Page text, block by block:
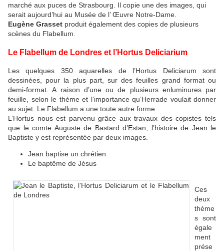
marché aux puces de Strasbourg. Il copie une des images, qui
serait aujourd’hui au Musée de l’ Œuvre Notre-Dame.
Eugène Grasset produit également des copies de plusieurs
scènes du Flabellum.
Le Flabellum de Londres et l’Hortus Deliciarium
Les quelques 350 aquarelles de l’Hortus Deliciarum sont
dessinées, pour la plus part, sur des feuilles grand format ou
demi-format. A raison d’une ou de plusieurs enluminures par
feuille, selon le thème et l’importance qu’Herrade voulait donner
au sujet. Le Flabellum a une toute autre forme.
L’Hortus nous est parvenu grâce aux travaux des copistes tels
que le comte Auguste de Bastard d’Estan, l’histoire de Jean le
Baptiste y est représentée par deux images.
Jean baptise un chrétien
Le baptême de Jésus
Ces
deux
thème
s sont
égale
ment
prése